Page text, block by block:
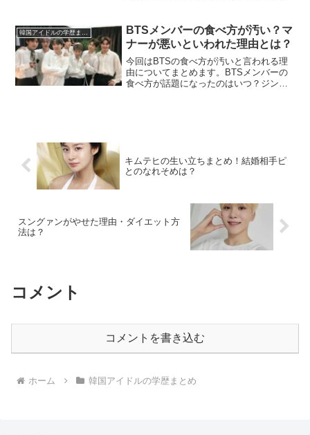
ループです。ZB1はデ...
BTSメンバーの食べ方が汚い？マ
ナーが悪いといわれた理由とは？
今回はBTSの食べ方が汚いと言われる理
由についてまとめます。BTSメンバーの
食べ方が話題になったのはいつ？ジンさ
キムテヒの生い立ちまとめ！結婚相手ピ
とのなれそめは？
スングァンがやせた理由・ダイエット方
法は？
コメント
コメントを書き込む
ホーム 韓国アイドルの学歴まとめ